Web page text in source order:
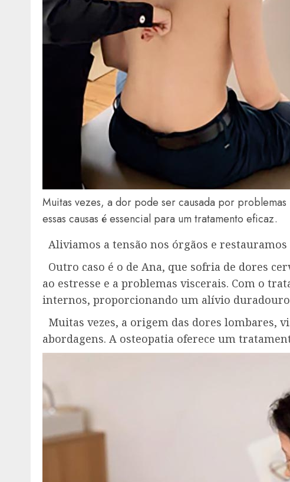
Muitas vezes, a dor pode ser causada por
essas causas é essencial para um tratamento eficaz.
Aliviamos a tensão nos órgãos e
Outro caso é o de Ana, que sofria de dores
ao estresse e a problemas viscerais. Com o
internos, proporcionando um alívio
Muitas vezes, a origem das dores lombares,
abordagens. A osteopatia oferece um